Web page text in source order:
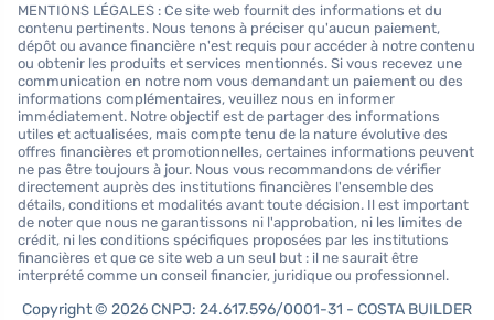
MENTIONS LÉGALES : Ce site web fournit des informations et du
contenu pertinents. Nous tenons à préciser qu'aucun paiement,
dépôt ou avance financière n'est requis pour accéder à notre contenu
ou obtenir les produits et services mentionnés. Si vous recevez une
communication en notre nom vous demandant un paiement ou des
informations complémentaires, veuillez nous en informer
immédiatement. Notre objectif est de partager des informations
utiles et actualisées, mais compte tenu de la nature évolutive des
offres financières et promotionnelles, certaines informations peuvent
ne pas être toujours à jour. Nous vous recommandons de vérifier
directement auprès des institutions financières l'ensemble des
détails, conditions et modalités avant toute décision. Il est important
de noter que nous ne garantissons ni l'approbation, ni les limites de
crédit, ni les conditions spécifiques proposées par les institutions
financières et que ce site web a un seul but : il ne saurait être
interprété comme un conseil financier, juridique ou professionnel.
Copyright © 2026 CNPJ: 24.617.596/0001-31 - COSTA BUILDER